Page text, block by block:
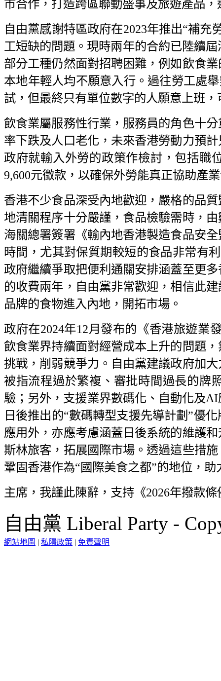
市合作，打造跨區聯動盛事及旅遊產品
自由黨感謝特區政府在2023年推出“補
工短缺的問題。現時兩年的合約已陸續
部分工種仍然面對招聘困難，例如飲食
本地年輕人均不願意入行。過往勞工處
試，但最終只有單位數字的人願意上班
飲食業屬服務性行業，服務員的角色十
率下跌及人口老化，未來香港勞動力預
政府就輸入外勞的政策作檢討，包括職
9,600元徵款，以確保外勞能真正協助產
香港不少食品深受內地歡迎，嚴格的品
地清關程序十分嚴謹，食品檢驗需時，
海關總署簽署《輸內地香港製造食品安
時間，尤其對保質期較短的食品非常有
政府繼續爭取把便利通關安排涵蓋至更
的收費兩年，自由黨非常歡迎，相信此
品牌的食物進入內地，開拓市場。
政府在2024年12月發布的《香港旅遊業
飲食業界持續面對經營成本上升的問題
挑戰，削弱競爭力。自由黨建議政府加
被指流程過於繁複、審批時間過長的牌
驗；另外，支援業界數碼化、自動化及
日後推出的“數碼轉型支援先導計劃”優
應用外，亦應考慮涵蓋日後系統的維護
斯林旅客，拓展國際市場。透過這些措
鞏固香港作為“國際美食之都”的地位，
主席，我謹此陳辭，支持《2026年撥款
自由黨 Liberal Party -
網站地圖 | 私隱政策 | 免責聲明